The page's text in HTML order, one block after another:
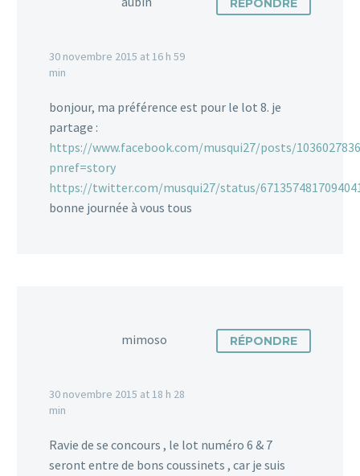
30 novembre 2015 at 16 h 59
min
RÉPONDRE
bonjour, ma préférence est pour le lot 8. je
partage :
https://www.facebook.com/musqui27/posts/
pnref=story
https://twitter.com/musqui27/status/
bonne journée à vous tous
mimoso
30 novembre 2015 at 18 h 28
min
RÉPONDRE
Ravie de se concours , le lot numéro 6 & 7
seront entre de bons coussinets , car je suis